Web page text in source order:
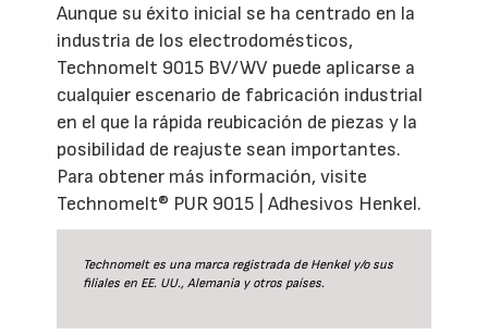
Aunque su éxito inicial se ha centrado en la
industria de los electrodomésticos,
Technomelt 9015 BV/WV puede aplicarse a
cualquier escenario de fabricación industrial
en el que la rápida reubicación de piezas y la
posibilidad de reajuste sean importantes.
Para obtener más información, visite
Technomelt® PUR 9015 | Adhesivos Henkel.
Technomelt es una marca registrada de Henkel y/o sus
filiales en EE. UU., Alemania y otros países.